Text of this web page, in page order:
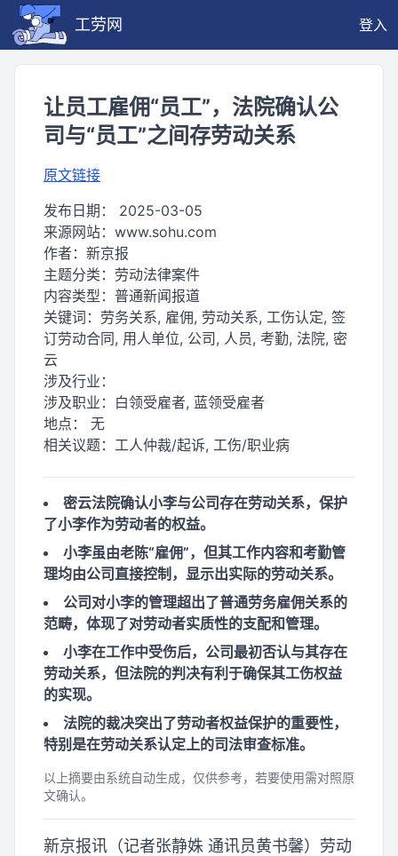
工劳网 登入
让员工雇佣“员工”，法院确认公
司与“员工”之间存劳动关系
原文链接
发布日期： 2025-03-05
来源网站： www.sohu.com
作者： 新京报
主题分类： 劳动法律案件
内容类型： 普通新闻报道
关键词： 劳务关系, 雇佣, 劳动关系, 工伤认定, 签
订劳动合同, 用人单位, 公司, 人员, 考勤, 法院, 密
云
涉及行业：
涉及职业： 白领受雇者, 蓝领受雇者
地点： 无
相关议题： 工人仲裁/起诉, 工伤/职业病
密云法院确认小李与公司存在劳动关系，保护
了小李作为劳动者的权益。
小李虽由老陈“雇佣”，但其工作内容和考勤管
理均由公司直接控制，显示出实际的劳动关系。
公司对小李的管理超出了普通劳务雇佣关系的
范畴，体现了对劳动者实质性的支配和管理。
小李在工作中受伤后，公司最初否认与其存在
劳动关系，但法院的判决有利于确保其工伤权益
的实现。
法院的裁决突出了劳动者权益保护的重要性，
特别是在劳动关系认定上的司法审查标准。
以上摘要由系统自动生成，仅供参考，若要使用需对照原
文确认。
新京报讯（记者张静姝 通讯员黄书馨）劳动